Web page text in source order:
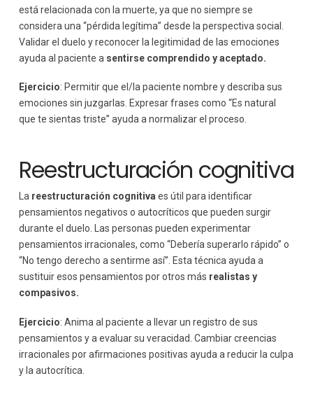
está relacionada con la muerte, ya que no siempre se
considera una “pérdida legítima” desde la perspectiva social.
Validar el duelo y reconocer la legitimidad de las emociones
ayuda al paciente a sentirse comprendido y aceptado.
Ejercicio: Permitir que el/la paciente nombre y describa sus
emociones sin juzgarlas. Expresar frases como “Es natural
que te sientas triste” ayuda a normalizar el proceso.
Reestructuración cognitiva
La reestructuración cognitiva es útil para identificar
pensamientos negativos o autocríticos que pueden surgir
durante el duelo. Las personas pueden experimentar
pensamientos irracionales, como “Debería superarlo rápido” o
“No tengo derecho a sentirme así”. Esta técnica ayuda a
sustituir esos pensamientos por otros más realistas y
compasivos.
Ejercicio: Anima al paciente a llevar un registro de sus
pensamientos y a evaluar su veracidad. Cambiar creencias
irracionales por afirmaciones positivas ayuda a reducir la culpa
y la autocrítica.